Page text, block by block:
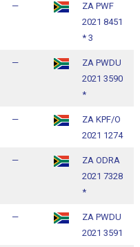
—
ZA PWF
2021 8451
* 3
—
ZA PWDU
2021 3590
*
—
ZA KPF/O
2021 1274
—
ZA ODRA
2021 7328
*
—
ZA PWDU
2021 3591